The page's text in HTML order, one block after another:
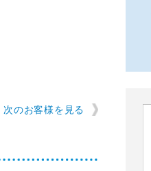
次のお客様を見る